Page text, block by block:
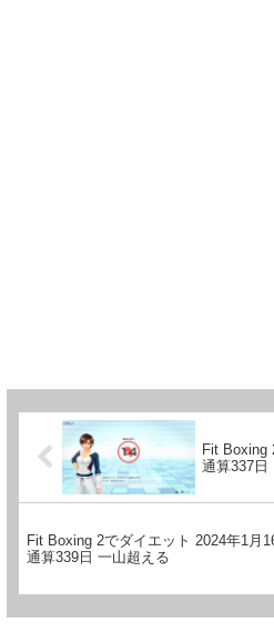
Fit Boxing
通算337日
Fit Boxing 2でダイエット 2024年1月
通算339日 一山超える